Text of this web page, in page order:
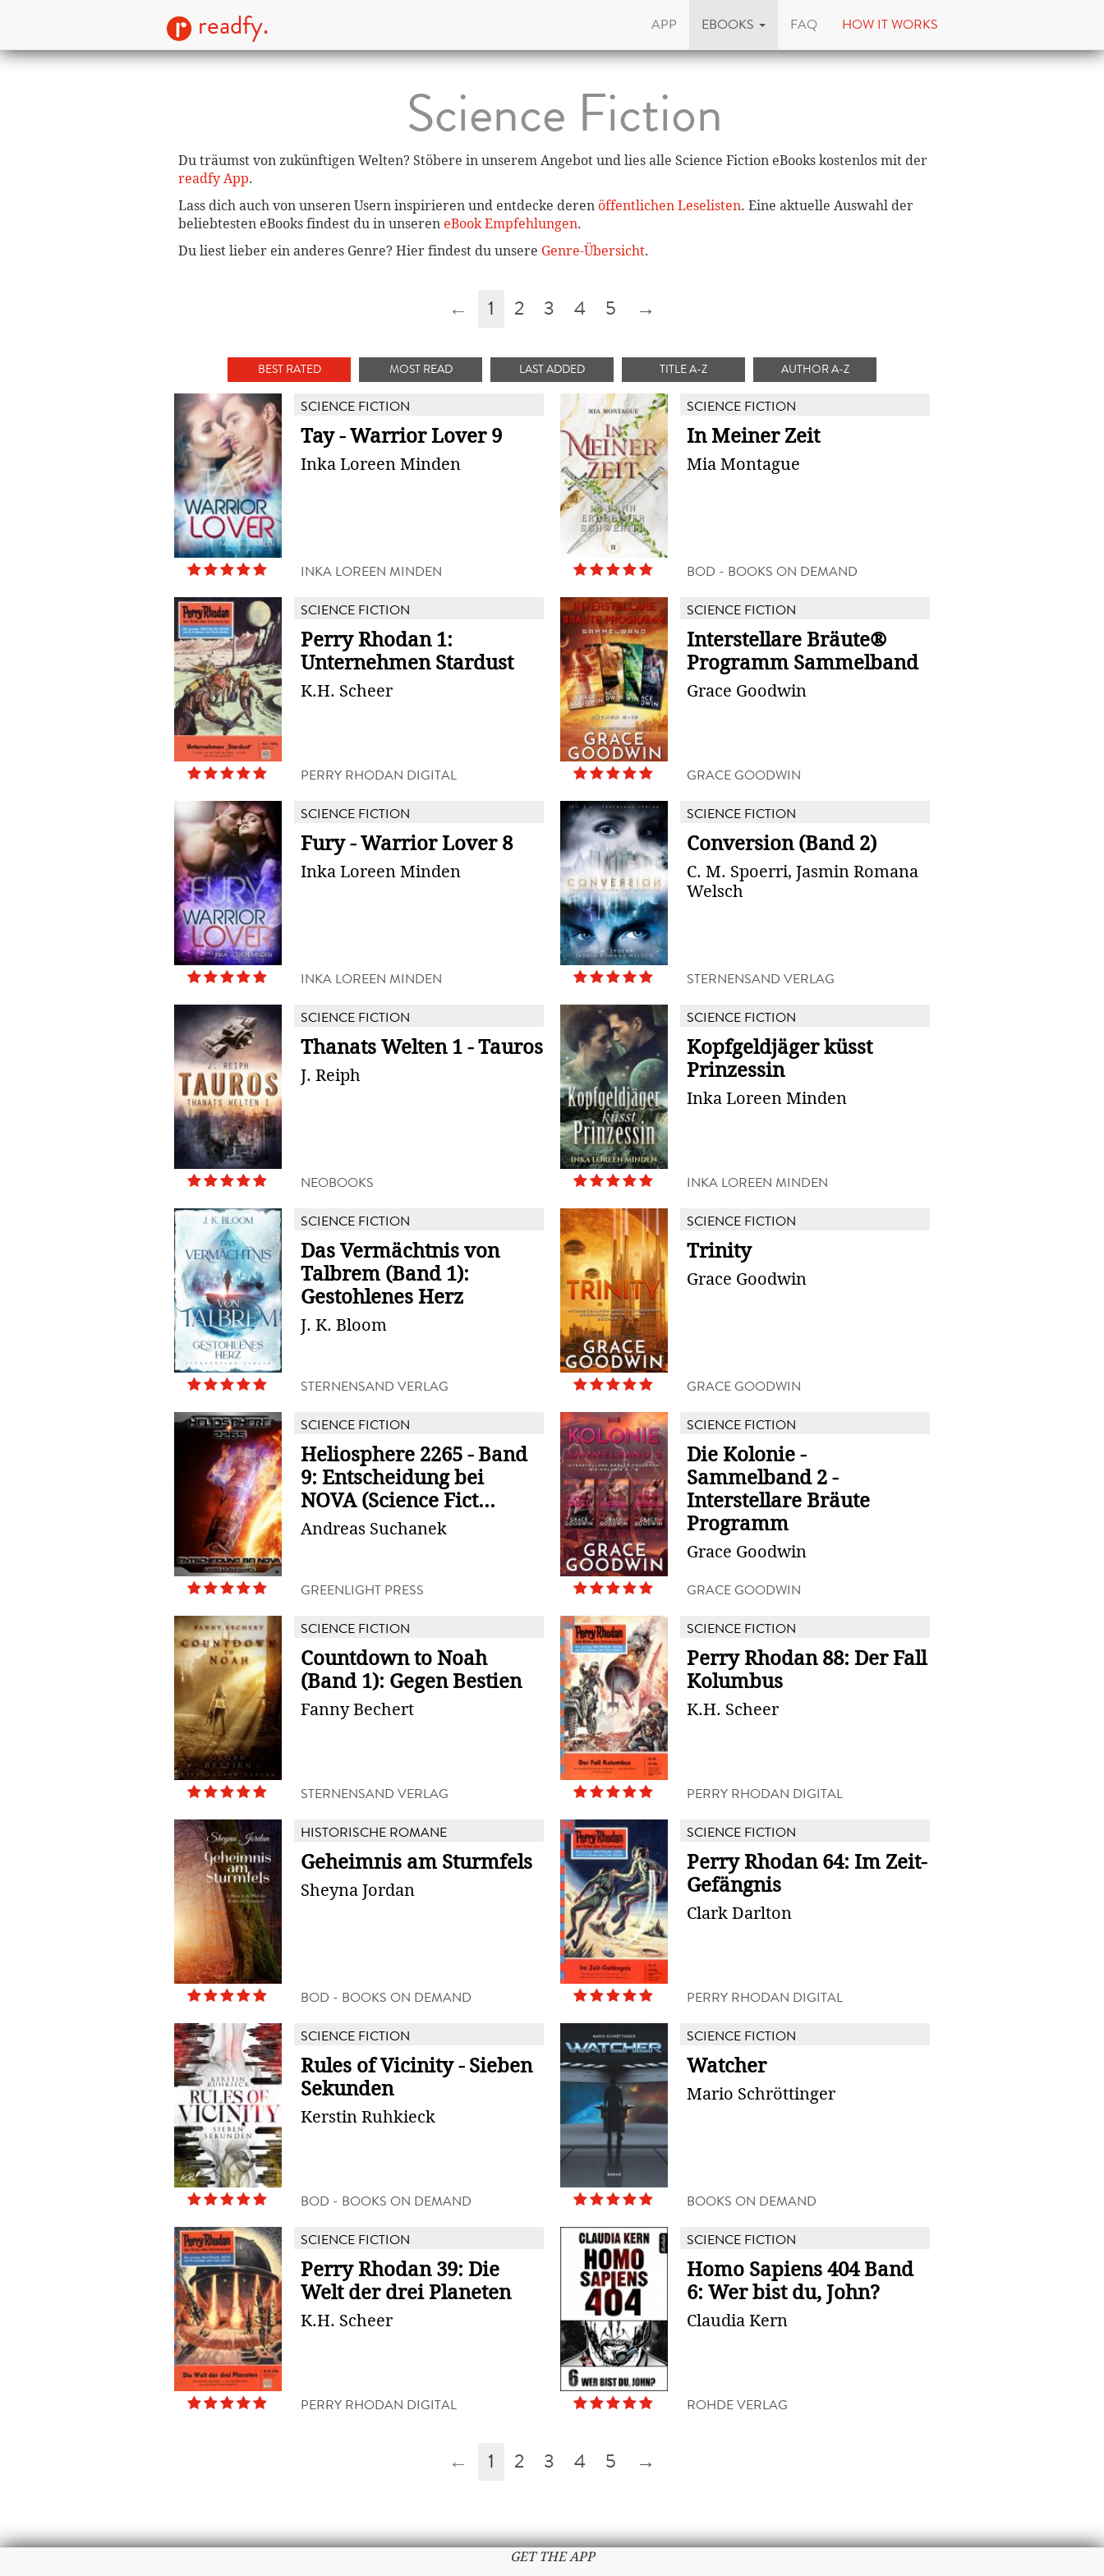
readfy. APP EBOOKS FAQ HOW IT WORKS
Science Fiction
Du träumst von zukünftigen Welten? Stöbere in unserem Angebot und lies alle Science Fiction eBooks kostenlos mit der
readfy App.
Lass dich auch von unseren Usern inspirieren und entdecke deren öffentlichen Leselisten. Eine aktuelle Auswahl der
beliebtesten eBooks findest du in unseren eBook Empfehlungen.
Du liest lieber ein anderes Genre? Hier findest du unsere Genre-Übersicht.
← 1 2 3 4 5 →
BEST RATED MOST READ LAST ADDED TITLE A-Z AUTHOR A-Z
SCIENCE FICTION
Tay - Warrior Lover 9
Inka Loreen Minden
INKA LOREEN MINDEN
SCIENCE FICTION
In Meiner Zeit
Mia Montague
BOD - BOOKS ON DEMAND
SCIENCE FICTION
Perry Rhodan 1:
Unternehmen Stardust
K.H. Scheer
PERRY RHODAN DIGITAL
SCIENCE FICTION
Interstellare Bräute®
Programm Sammelband
Grace Goodwin
GRACE GOODWIN
SCIENCE FICTION
Fury - Warrior Lover 8
Inka Loreen Minden
INKA LOREEN MINDEN
SCIENCE FICTION
Conversion (Band 2)
C. M. Spoerri, Jasmin Romana
Welsch
STERNENSAND VERLAG
SCIENCE FICTION
Thanats Welten 1 - Tauros
J. Reiph
NEOBOOKS
SCIENCE FICTION
Kopfgeldjäger küsst
Prinzessin
Inka Loreen Minden
INKA LOREEN MINDEN
SCIENCE FICTION
Das Vermächtnis von
Talbrem (Band 1):
Gestohlenes Herz
J. K. Bloom
STERNENSAND VERLAG
SCIENCE FICTION
Trinity
Grace Goodwin
GRACE GOODWIN
SCIENCE FICTION
Heliosphere 2265 - Band
9: Entscheidung bei
NOVA (Science Fict...
Andreas Suchanek
GREENLIGHT PRESS
SCIENCE FICTION
Die Kolonie -
Sammelband 2 -
Interstellare Bräute
Programm
Grace Goodwin
GRACE GOODWIN
SCIENCE FICTION
Countdown to Noah
(Band 1): Gegen Bestien
Fanny Bechert
STERNENSAND VERLAG
SCIENCE FICTION
Perry Rhodan 88: Der Fall
Kolumbus
K.H. Scheer
PERRY RHODAN DIGITAL
HISTORISCHE ROMANE
Geheimnis am Sturmfels
Sheyna Jordan
BOD - BOOKS ON DEMAND
SCIENCE FICTION
Perry Rhodan 64: Im Zeit-
Gefängnis
Clark Darlton
PERRY RHODAN DIGITAL
SCIENCE FICTION
Rules of Vicinity - Sieben
Sekunden
Kerstin Ruhkieck
BOD - BOOKS ON DEMAND
SCIENCE FICTION
Watcher
Mario Schröttinger
BOOKS ON DEMAND
SCIENCE FICTION
Perry Rhodan 39: Die
Welt der drei Planeten
K.H. Scheer
PERRY RHODAN DIGITAL
SCIENCE FICTION
Homo Sapiens 404 Band
6: Wer bist du, John?
Claudia Kern
ROHDE VERLAG
← 1 2 3 4 5 →
GET THE APP